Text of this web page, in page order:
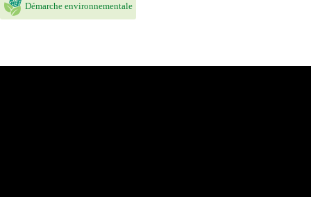
Démarche environnementale